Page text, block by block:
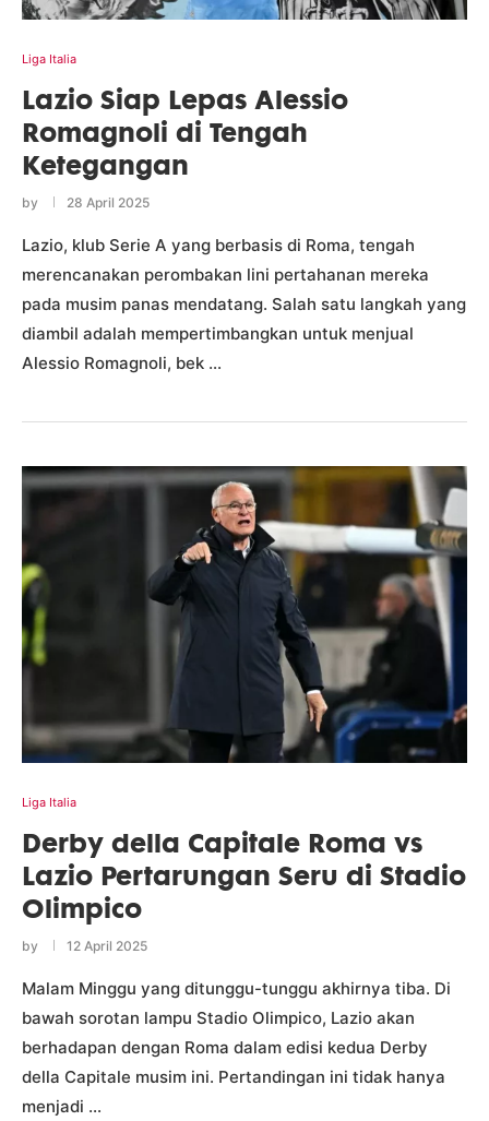
Liga Italia
Lazio Siap Lepas Alessio
Romagnoli di Tengah
Ketegangan
by 28 April 2025
Lazio, klub Serie A yang berbasis di Roma, tengah
merencanakan perombakan lini pertahanan mereka
pada musim panas mendatang. Salah satu langkah yang
diambil adalah mempertimbangkan untuk menjual
Alessio Romagnoli, bek …
Liga Italia
Derby della Capitale Roma vs
Lazio Pertarungan Seru di Stadio
Olimpico
by 12 April 2025
Malam Minggu yang ditunggu-tunggu akhirnya tiba. Di
bawah sorotan lampu Stadio Olimpico, Lazio akan
berhadapan dengan Roma dalam edisi kedua Derby
della Capitale musim ini. Pertandingan ini tidak hanya
menjadi …